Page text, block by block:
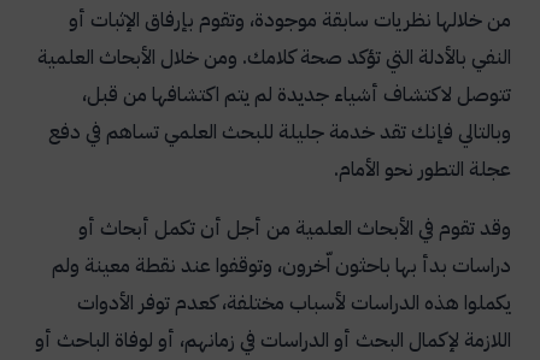
من خلالها نظريات سابقة موجودة، وتقوم بإرفاق الإثبات أو
النفي بالأدلة التي تؤكد صحة كلامك. ومن خلال الأبحاث العلمية
تتوصل لاكتشاف أشياء جديدة لم يتم اكتشافها من قبل،
وبالتالي فإنك تقد خدمة جليلة للبحث العلمي تساهم في دفع
عجلة التطور نحو الأمام.
وقد تقوم في الأبحاث العلمية من أجل أن تكمل أبحاث أو
دراسات بدأ بها باحثون اّخرون، وتوقفوا عند نقطة معينة ولم
يكملوا هذه الدراسات لأسباب مختلفة، كعدم توفر الأدوات
اللازمة لإكمال البحث أو الدراسات في زمانهم، أو لوفاة الباحث أو